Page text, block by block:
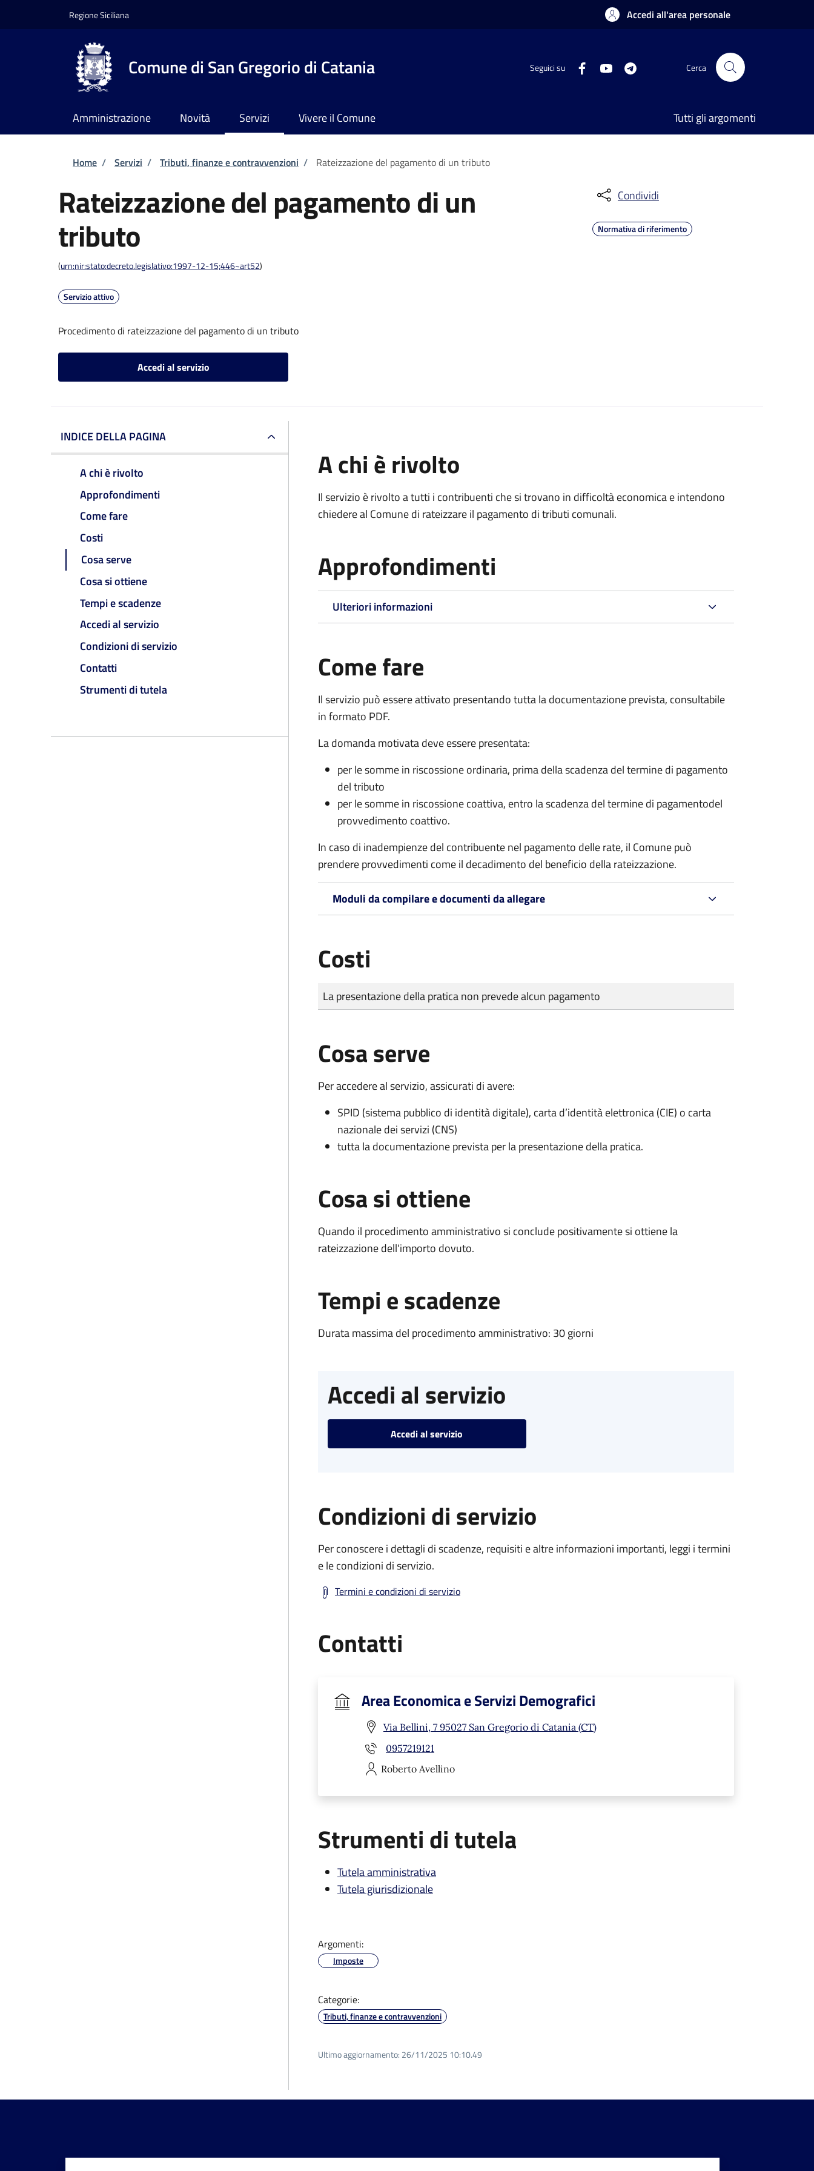
Regione Siciliana Accedi all'area personale
Comune di San Gregorio di Catania Seguici su Cerca
Amministrazione Novità Servizi Vivere il Comune Tutti gli argomenti
Briciole di pane
Home / Servizi / Tributi, finanze e contravvenzioni / Rateizzazione del pagamento di un tributo
Rateizzazione del pagamento di un
tributo
(urn:nir:stato:decreto.legislativo:1997-12-15;446~art52)
Servizio attivo
Procedimento di rateizzazione del pagamento di un tributo
Accedi al servizio
Condividi
Normativa di riferimento
INDICE DELLA PAGINA
A chi è rivolto
Approfondimenti
Come fare
Costi
Cosa serve
Cosa si ottiene
Tempi e scadenze
Accedi al servizio
Condizioni di servizio
Contatti
Strumenti di tutela
A chi è rivolto
Il servizio è rivolto a tutti i contribuenti che si trovano in difficoltà economica e intendono
chiedere al Comune di rateizzare il pagamento di tributi comunali.
Approfondimenti
Ulteriori informazioni
Come fare
Il servizio può essere attivato presentando tutta la documentazione prevista, consultabile
in formato PDF.
La domanda motivata deve essere presentata:
per le somme in riscossione ordinaria, prima della scadenza del termine di pagamento
del tributo
per le somme in riscossione coattiva, entro la scadenza del termine di pagamentodel
provvedimento coattivo.
In caso di inadempienze del contribuente nel pagamento delle rate, il Comune può
prendere provvedimenti come il decadimento del beneficio della rateizzazione.
Moduli da compilare e documenti da allegare
Costi
Tipo di pagamento
Importo
La presentazione della pratica non prevede alcun pagamento
Cosa serve
Per accedere al servizio, assicurati di avere:
SPID (sistema pubblico di identità digitale), carta d’identità elettronica (CIE) o carta
nazionale dei servizi (CNS)
tutta la documentazione prevista per la presentazione della pratica.
Cosa si ottiene
Quando il procedimento amministrativo si conclude positivamente si ottiene la
rateizzazione dell'importo dovuto.
Tempi e scadenze
Durata massima del procedimento amministrativo: 30 giorni
Accedi al servizio
Accedi al servizio
Condizioni di servizio
Per conoscere i dettagli di scadenze, requisiti e altre informazioni importanti, leggi i termini
e le condizioni di servizio.
Termini e condizioni di servizio
Contatti
Area Economica e Servizi Demografici
Via Bellini, 7 95027 San Gregorio di Catania (CT)
0957219121
Roberto Avellino
Strumenti di tutela
Tutela amministrativa
Tutela giurisdizionale
Argomenti:
Imposte
Categorie:
Tributi, finanze e contravvenzioni
Ultimo aggiornamento: 26/11/2025 10:10.49